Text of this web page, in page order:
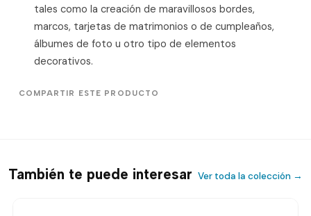
tales como la creación de maravillosos bordes,
marcos, tarjetas de matrimonios o de cumpleaños,
álbumes de foto u otro tipo de elementos
decorativos.
COMPARTIR ESTE PRODUCTO
También te puede interesar Ver toda la colección →